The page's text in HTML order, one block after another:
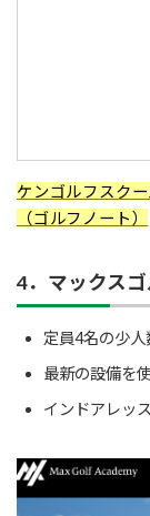
ケンゴルフスク
（ゴルフノート）
4．マックス
定員4名の少人
最新の設備を
インドアレッ